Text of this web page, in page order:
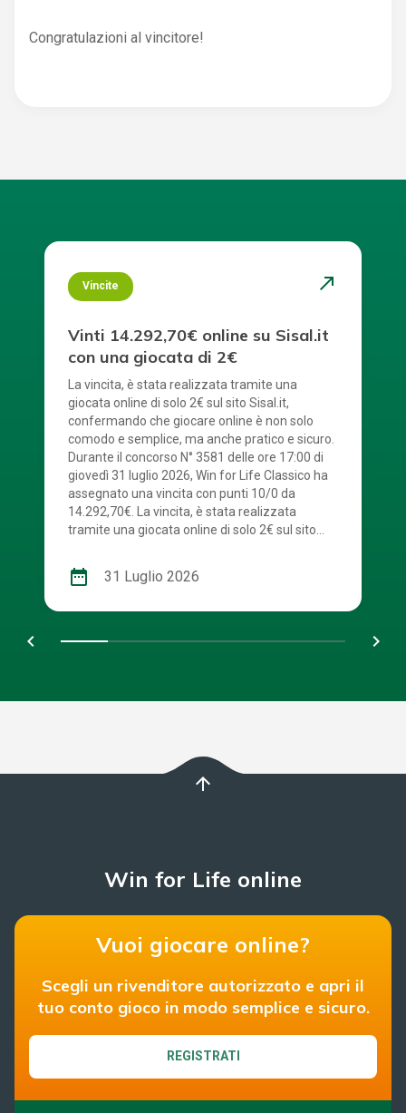
Congratulazioni al vincitore!
Vincite north_east
Vinti 14.292,70€ online su Sisal.it
con una giocata di 2€
La vincita, è stata realizzata tramite una
giocata online di solo 2€ sul sito Sisal.it,
confermando che giocare online è non solo
comodo e semplice, ma anche pratico e sicuro.
Durante il concorso N° 3581 delle ore 17:00 di
giovedì 31 luglio 2026, Win for Life Classico ha
assegnato una vincita con punti 10/0 da
14.292,70€. La vincita, è stata realizzata
tramite una giocata online di solo 2€ sul sito
– 5 – 6 – 7 – 9 – 12 – 15 – 16 – 20. Numerone:
13. Win For Life, con tutte le sue modalità di
tutti i vantaggi dell’esperienza di gioco online.
date_range 31 Luglio 2026
chevron_left navigate_next
arrow_upward
Win for Life online
Vuoi giocare online?
Scegli un rivenditore autorizzato e apri il
tuo conto gioco in modo semplice e sicuro.
REGISTRATI